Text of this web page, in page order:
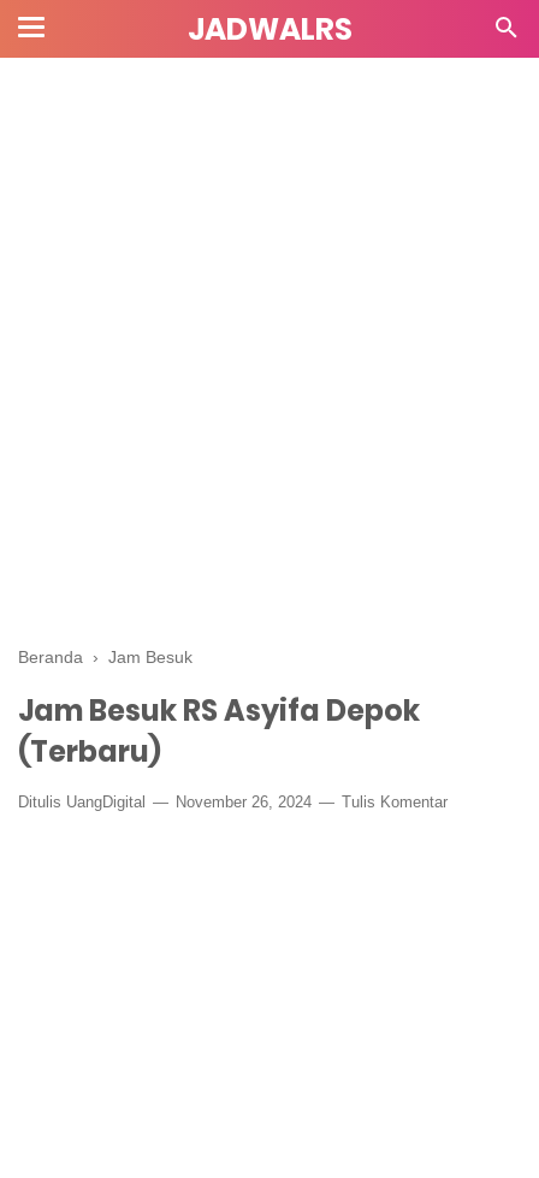
JADWALRS
Beranda › Jam Besuk
Jam Besuk RS Asyifa Depok
(Terbaru)
Ditulis UangDigital November 26, 2024 Tulis Komentar